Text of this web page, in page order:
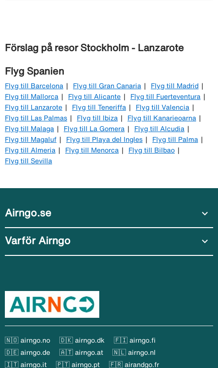
Förslag på resor Stockholm - Lanzarote
Flyg Spanien
Flyg till Barcelona Flyg till Gran Canaria
Flyg till Madrid
Flyg till Mallorca
Flyg till Alicante
Flyg till Fuerteventura
Flyg till Lanzarote
Flyg till Teneriffa
Flyg till Valencia
Flyg till Las Palmas
Flyg till Ibiza
Flyg till Kanarieoarna
Flyg till Malaga
Flyg till La Gomera
Flyg till Alcudia
Flyg till Magaluf
Flyg till Playa del Ingles
Flyg till Palma
Flyg till Almeria
Flyg till Menorca
Flyg till Bilbao
Flyg till Sevilla
Airngo.se expand_more
Varför Airngo expand_more
🇳🇴 airngo.no 🇩🇰 airngo.dk
🇫🇮 airngo.fi
🇩🇪 airngo.de
🇦🇹 airngo.at
🇳🇱 airngo.nl
🇮🇹 airngo.it
🇵🇹 airngo.pt 🇫🇷 airandgo.fr